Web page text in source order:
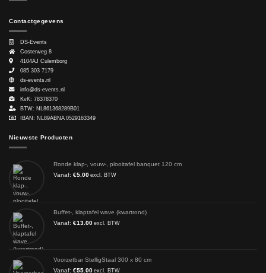
Contactgegevens
DS-Events
Costerweg 8
4104AJ Culemborg
085 303 7179
ds-events.nl
info@ds-events.nl
KvK: 78378370
BTW: NL861368289B01
IBAN: NL89ABNA 0529163349
Nieuwste Producten
Ronde klap-, vouw-, plooitafel banquet 120 cm
Vanaf: €5.00 excl. BTW
Buffet-, klaptafel wave (kwartrond)
Vanaf: €13.00 excl. BTW
Voorzetbar StelligStaal 300 x 80 cm
Vanaf: €55.00 excl. BTW